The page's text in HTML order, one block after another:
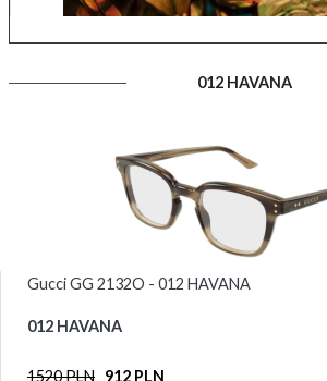
012 HAVANA
Gucci GG 2132O - 012 HAVANA
012 HAVANA
1520 PLN 912 PLN